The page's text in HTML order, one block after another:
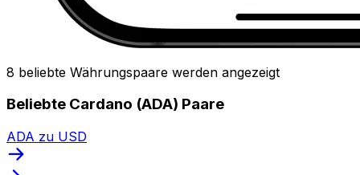
8 beliebte Währungspaare werden angezeigt
Beliebte Cardano (ADA) Paare
ADA zu USD